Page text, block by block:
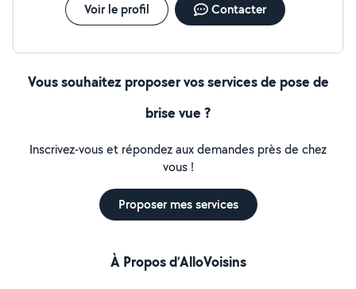
Voir le profil Contacter
Vous souhaitez proposer vos services de pose de
brise vue ?
Inscrivez-vous et répondez aux demandes près de chez
vous !
Proposer mes services
À Propos d’AlloVoisins